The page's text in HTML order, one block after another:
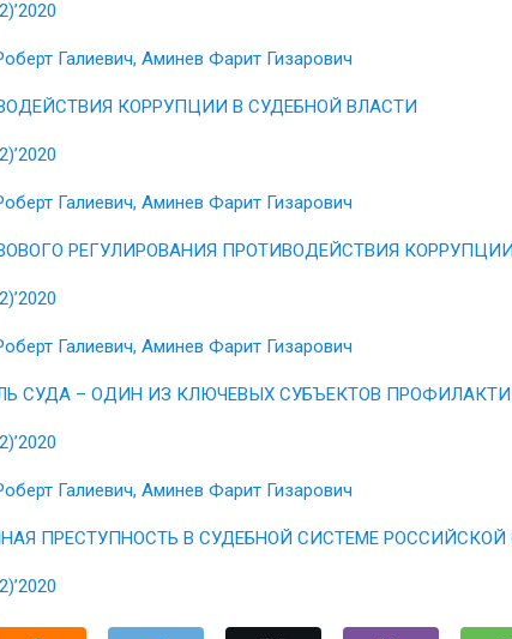
Галиевич, Аминев Фарит Гизарович
КОРРУПЦИИ В СУДЕБНОЙ ВЛАСТИ
Галиевич, Аминев Фарит Гизарович
РЕГУЛИРОВАНИЯ ПРОТИВОДЕЙСТВИЯ
Галиевич, Аминев Фарит Гизарович
СУДА – ОДИН ИЗ КЛЮЧЕВЫХ СУБЪЕКТОВ
Галиевич, Аминев Фарит Гизарович
ПРЕСТУПНОСТЬ В СУДЕБНОЙ СИСТЕМЕ